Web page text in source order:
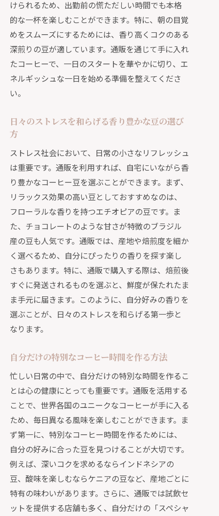
けられるため、出勤前の慌ただしい時間でも本格
的な一杯を楽しむことができます。特に、朝の目覚
めをスムーズにするためには、香り高くコクのある
深煎りの豆が適しています。通販を通じて手に入れ
たコーヒーで、一日のスタートを華やかに切り、エ
ネルギッシュな一日を始める準備を整えてくださ
い。
日々のストレスを和らげる香り豊かな豆の選び
方
ストレス社会において、日常の小さなリフレッシュ
は重要です。通販を利用すれば、自宅にいながら香
り豊かなコーヒー豆を選ぶことができます。まず、
リラックス効果の高い豆としておすすめなのは、
フローラルな香りを持つエチオピアの豆です。ま
た、チョコレートのような甘さが特徴のブラジル
産の豆も人気です。通販では、産地や焙煎度を細か
く選べるため、自分にぴったりの香りを探す楽し
さもあります。特に、通販で購入する際は、焙煎後
すぐに発送されるものを選ぶと、鮮度が保たれたま
ま手元に届きます。このように、自分好みの香りを
選ぶことが、日々のストレスを和らげる第一歩と
なります。
自分だけの特別なコーヒー時間を作る方法
忙しい日常の中で、自分だけの特別な時間を作るこ
とは心の健康にとっても重要です。通販を活用する
ことで、世界各国のユニークなコーヒーが手に入る
ため、毎日異なる風味を楽しむことができます。ま
ず第一に、特別なコーヒー時間を作るためには、
自分の好みに合った豆を見つけることが大切です。
例えば、深いコクを求めるならインドネシアの
豆、酸味を楽しむならケニアの豆など、産地ごとに
特有の味わいがあります。さらに、通販では試飲セ
ットを提供する店舗も多く、自分だけの「スペシャ